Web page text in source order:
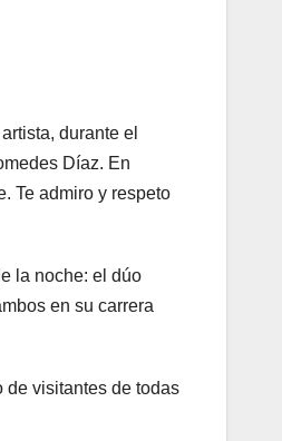
durante el
Díaz. En
Te admiro y respeto
la noche: el dúo
en su carrera
de visitantes de todas